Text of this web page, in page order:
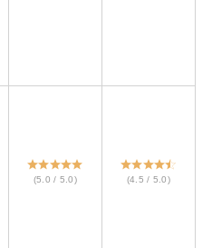
(5.0 / 5.0) (4.5 / 5.0)